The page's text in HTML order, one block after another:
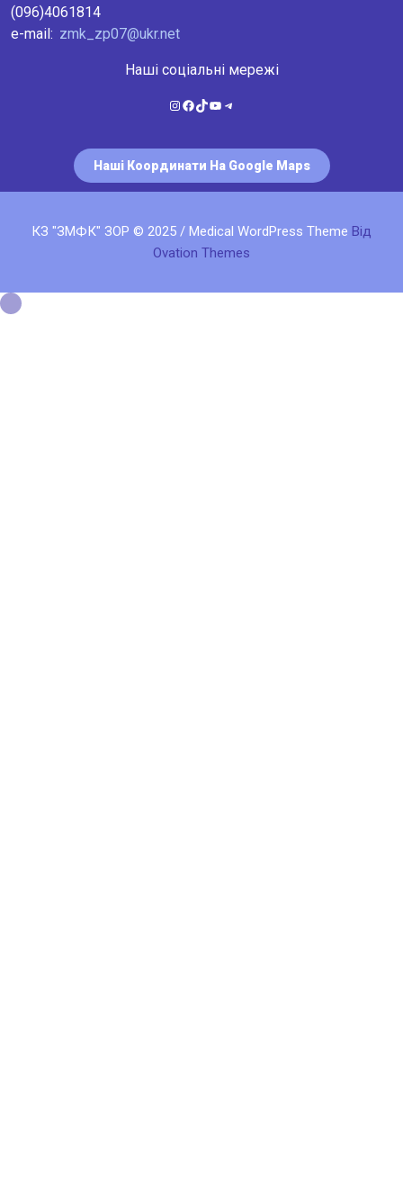
(096)4061814
e-mail: zmk_zp07@ukr.net
Наші соціальні мережі
Instagram
Facebook
TikTok
YouTube
Telegram
Наші Координати На Google Maps
КЗ "ЗМФК" ЗОР © 2025 / Medical WordPress Theme Від
Ovation Themes